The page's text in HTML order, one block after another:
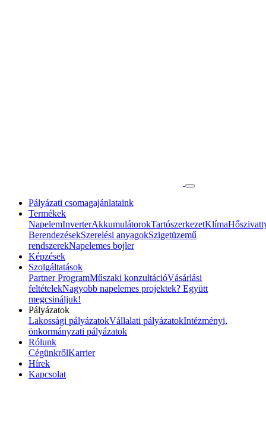
Pályázati csomagajánlataink
Termékek
NapelemInverterAkkumulátorokTartószerkezetKlíma
BerendezésekSzerelési anyagokSzigetüzemű
rendszerekNapelemes bojler
Képzések
Szolgáltatások
Partner ProgramMűszaki konzultációVásárlási
feltételekNagyobb napelemes projektek? Együtt
megcsináljuk!
Pályázatok
Lakossági pályázatokVállalati pályázatokIntézményi,
önkormányzati pályázatok
Rólunk
CégünkrőlKarrier
Hírek
Kapcsolat